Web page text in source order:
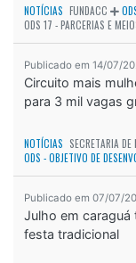
NOTÍCIAS FUNDACC
ODS 17 - PARCERIAS E
Publicado em 14/07/
Circuito mais
para 3 mil vagas
NOTÍCIAS SECRETARIA DE
ODS - OBJETIVO DE
Publicado em 07/07/
Julho em
festa tradicional